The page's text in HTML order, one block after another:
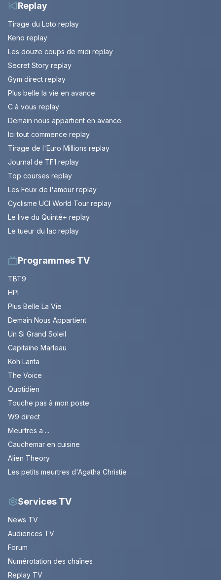
Replay
Tirage du Loto replay
Keno replay
Les douze coups de midi replay
Secret Story replay
Gym direct replay
Plus belle la vie en avance
C à vous replay
Demain nous appartient en avance
Ici tout commence replay
Tirage de l'Euro Millions replay
Journal de TF1 replay
Top courses replay
Les Feux de l'amour replay
Cyclisme UCI World Tour replay
Le live du Quinté+ replay
Le tueur du lac replay
Programmes TV
TBT9
HPI
Plus Belle La Vie
Demain Nous Appartient
Un Si Grand Soleil
Capitaine Marleau
Koh Lanta
The Voice
Quotidien
Touche pas à mon poste
W9 direct
Meurtres a ...
Cauchemar en cuisine
Alien Theory
Les petits meurtres d'Agatha Christie
Services TV
News TV
Audiences TV
Forum
Numérotation des chaînes
Replay TV